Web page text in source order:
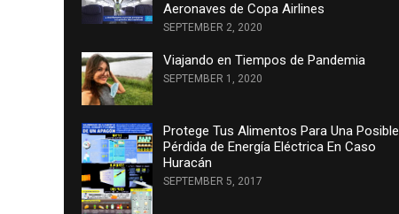
Aeronaves de Copa Airlines
SEPTEMBER 2, 2020
Viajando en Tiempos de Pandemia
SEPTEMBER 1, 2020
Protege Tus Alimentos Para Una Posible
Pérdida de Energía Eléctrica En Caso
Huracán
SEPTEMBER 5, 2017